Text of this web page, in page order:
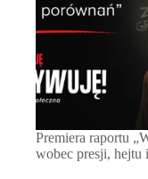
Premiera raportu
wobec presji, hejtu